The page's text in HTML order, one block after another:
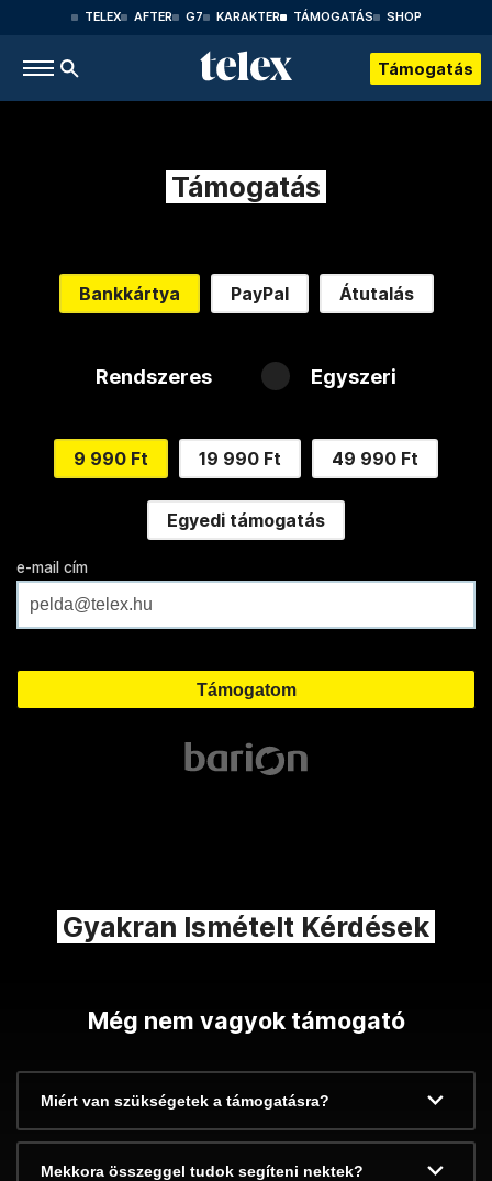
TELEX AFTER G7 KARAKTER TÁMOGATÁS SHOP
Támogatás
Támogatás
Bankkártya PayPal Átutalás
Rendszeres Egyszeri
9 990 Ft 19 990 Ft 49 990 Ft
Egyedi támogatás
e-mail cím
Gyakran Ismételt Kérdések
Még nem vagyok támogató
Miért van szükségetek a támogatásra?
Mekkora összeggel tudok segíteni nektek?